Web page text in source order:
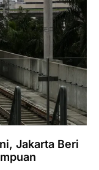
Jakarta Beri